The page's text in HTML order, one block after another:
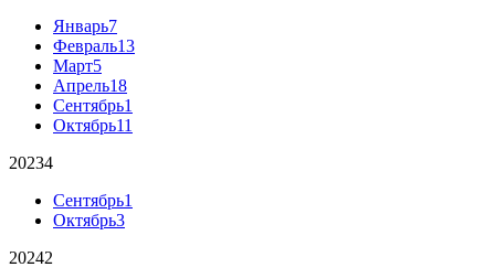
Январь7
Февраль13
Март5
Апрель18
Сентябрь1
Октябрь11
20234
Сентябрь1
Октябрь3
20242